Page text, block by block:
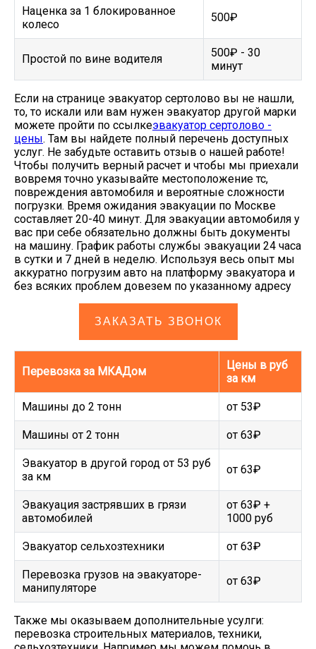
Наценка за 1 блокированное
колесо
500₽
Простой по вине водителя
500₽ - 30
минут
Если на странице эвакуатор сертолово вы не нашли,
то, то искали или вам нужен эвакуатор другой марки
можете пройти по ссылкеэвакуатор сертолово -
цены. Там вы найдете полный перечень доступных
услуг. Не забудьте оставить отзыв о нашей работе!
Чтобы получить верный расчет и чтобы мы приехали
вовремя точно указывайте местоположение тс,
повреждения автомобиля и вероятные сложности
погрузки. Время ожидания эвакуации по Москве
составляет 20-40 минут. Для эвакуации автомобиля у
вас при себе обязательно должны быть документы
на машину. График работы службы эвакуации 24 часа
в сутки и 7 дней в неделю. Используя весь опыт мы
аккуратно погрузим авто на платформу эвакуатора и
без всяких проблем довезем по указанному адресу
ЗАКАЗАТЬ ЗВОНОК
Перевозка за МКАДом
Цены в руб
за км
Машины до 2 тонн от 53₽
Машины от 2 тонн от 63₽
Эвакуатор в другой город от 53 руб
за км
от 63₽
Эвакуация застрявших в грязи
автомобилей
от 63₽ +
1000 руб
Эвакуатор сельхозтехники от 63₽
Перевозка грузов на эвакуаторе-
манипуляторе
от 63₽
Также мы оказываем дополнительные усулги:
перевозка строительных материалов, техники,